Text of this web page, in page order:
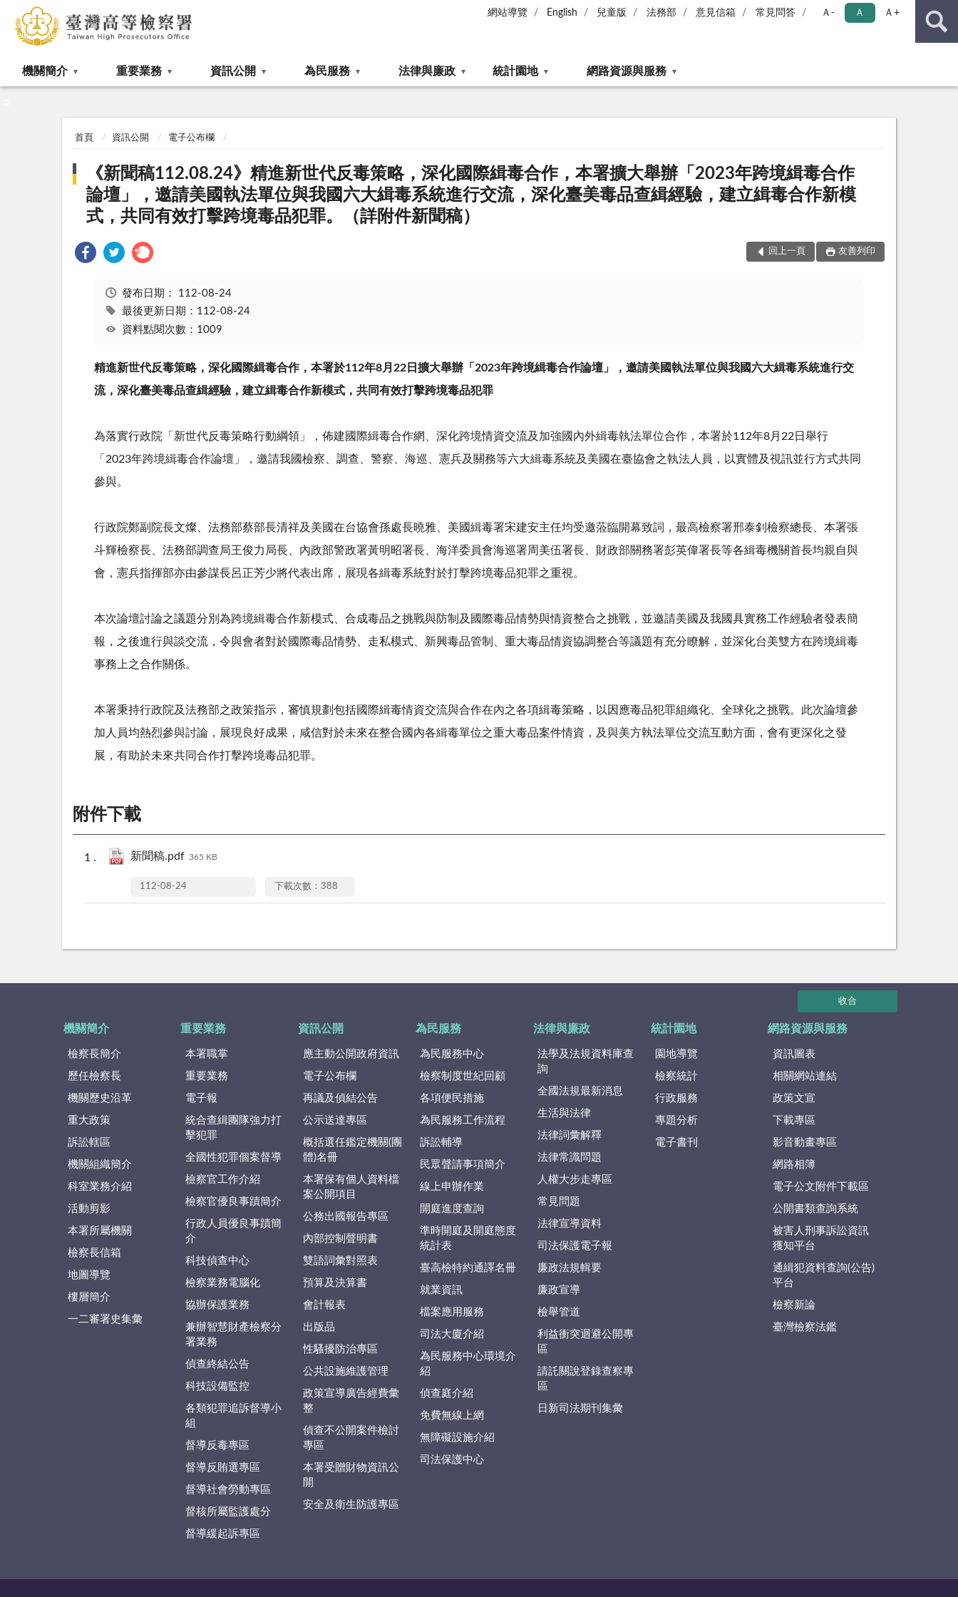
網站導覽 English 兒童版 法務部 意見信箱 常見問答 Ａ- Ａ Ａ+
機關簡介 重要業務 資訊公開 為民服務 法律與廉政 統計園地 網路資源與服務
首頁 資訊公開 電子公布欄
《新聞稿112.08.24》精進新世代反毒策略，深化國際緝毒合作，本署擴大舉辦「2023年跨境緝毒合作
論壇」，邀請美國執法單位與我國六大緝毒系統進行交流，深化臺美毒品查緝經驗，建立緝毒合作新模
式，共同有效打擊跨境毒品犯罪。（詳附件新聞稿）
回上一頁 友善列印
發布日期： 112-08-24
最後更新日期：112-08-24
資料點閱次數：1009
精進新世代反毒策略，深化國際緝毒合作，本署於112年8月 22 日擴大舉辦「 2023年跨境緝毒合作論壇」，邀請美國執法單位與我國六大緝毒系統進行交
流，深化臺美毒品查緝經驗，建立緝毒合作新模式，共同有效打擊跨境毒品犯罪
為落實行政院「新世代反毒策略行動綱領」，佈建國際緝毒合作網、深化跨境情資交流及加強國內外緝毒執法單位合作，本署於112年8月22日舉行
「2023年跨境緝毒合作論壇」，邀請我國檢察、調查、警察、海巡、憲兵及關務等六大緝毒系統及美國在臺協會之執法人員，以實體及視訊並行方式共同
參與。
行政院鄭副院長文燦、法務部蔡部長清祥及美國在台協會孫處長曉雅、美國緝毒署宋建安主任均受邀蒞臨開幕致詞，最高檢察署邢泰釗檢察總長、本署張
斗輝檢察長、法務部調查局王俊力局長、內政部警政署黃明昭署長、海洋委員會海巡署周美伍署長、財政部關務署彭英偉署長等各緝毒機關首長均親自與
會，憲兵指揮部亦由參謀長呂正芳少將代表出席，展現各緝毒系統對於打擊跨境毒品犯罪之重視。
本次論壇討論之議題分別為跨境緝毒合作新模式、合成毒品之挑戰與防制及國際毒品情勢與情資整合之挑戰，並邀請美國及我國具實務工作經驗者發表簡
報，之後進行與談交流，令與會者對於國際毒品情勢、走私模式、新興毒品管制、重大毒品情資協調整合等議題有充分瞭解，並深化台美雙方在跨境緝毒
事務上之合作關係。
本署秉持行政院及法務部之政策指示，審慎規劃包括國際緝毒情資交流與合作在內之各項緝毒策略，以因應毒品犯罪組織化、全球化之挑戰。此次論壇參
加人員均熱烈參與討論，展現良好成果，咸信對於未來在整合國內各緝毒單位之重大毒品案件情資，及與美方執法單位交流互動方面，會有更深化之發
展，有助於未來共同合作打擊跨境毒品犯罪。
附件下載
新聞稿.pdf 365 KB
112-08-24 下載次數：388
收合
機關簡介
檢察長簡介
歷任檢察長
機關歷史沿革
重大政策
訴訟轄區
機關組織簡介
科室業務介紹
活動剪影
本署所屬機關
檢察長信箱
地圖導覽
樓層簡介
一二審署史集彙
重要業務
本署職掌
重要業務
電子報
統合查緝團隊強力打
擊犯罪
全國性犯罪個案督導
檢察官工作介紹
檢察官優良事蹟簡介
行政人員優良事蹟簡
介
科技偵查中心
檢察業務電腦化
協辦保護業務
兼辦智慧財產檢察分
署業務
偵查終結公告
科技設備監控
各類犯罪追訴督導小
組
督導反毒專區
督導反賄選專區
督導社會勞動專區
督核所屬監護處分
督導緩起訴專區
資訊公開
應主動公開政府資訊
電子公布欄
再議及偵結公告
公示送達專區
概括選任鑑定機關(團
體)名冊
本署保有個人資料檔
案公開項目
公務出國報告專區
內部控制聲明書
雙語詞彙對照表
預算及決算書
會計報表
出版品
性騷擾防治專區
公共設施維護管理
政策宣導廣告經費彙
整
偵查不公開案件檢討
專區
本署受贈財物資訊公
開
安全及衛生防護專區
為民服務
為民服務中心
檢察制度世紀回顧
各項便民措施
為民服務工作流程
訴訟輔導
民眾聲請事項簡介
線上申辦作業
開庭進度查詢
準時開庭及開庭態度
統計表
臺高檢特約通譯名冊
就業資訊
檔案應用服務
司法大廈介紹
為民服務中心環境介
紹
偵查庭介紹
免費無線上網
無障礙設施介紹
司法保護中心
法律與廉政
法學及法規資料庫查
詢
全國法規最新消息
生活與法律
法律詞彙解釋
法律常識問題
人權大步走專區
常見問題
法律宣導資料
司法保護電子報
廉政法規輯要
廉政宣導
檢舉管道
利益衝突迴避公開專
區
請託關說登錄查察專
區
日新司法期刊集彙
統計園地
園地導覽
檢察統計
行政服務
專題分析
電子書刊
網路資源與服務
資訊圖表
相關網站連結
政策文宣
下載專區
影音動畫專區
網路相簿
電子公文附件下載區
公開書類查詢系統
被害人刑事訴訟資訊
獲知平台
通緝犯資料查詢(公告)
平台
檢察新論
臺灣檢察法鑑